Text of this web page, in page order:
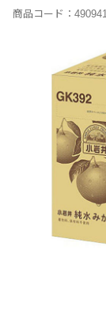
商品コード：